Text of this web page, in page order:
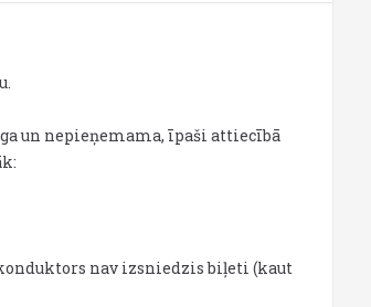
un nepieņemama, īpaši attiecībā
nav izsniedzis biļeti (kaut